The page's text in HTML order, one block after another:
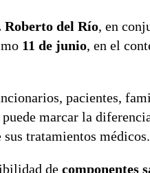
Roberto del Río, en
11 de junio, en el
pacientes,
marcar la
tratamientos médicos.
de componentes